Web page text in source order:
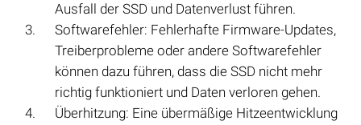
Ausfall der SSD und Datenverlust führen.
Softwarefehler: Fehlerhafte Firmware-Updates,
Treiberprobleme oder andere Softwarefehler
können dazu führen, dass die SSD nicht mehr
richtig funktioniert und Daten verloren gehen.
Überhitzung: Eine übermäßige Hitzeentwicklung